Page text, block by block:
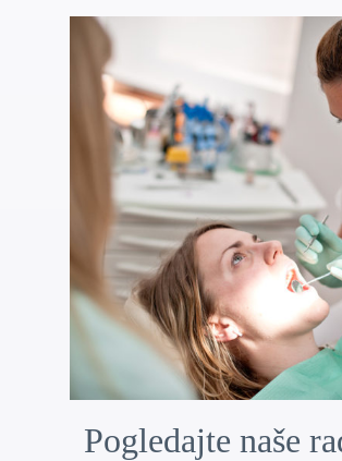
Pogledajte naše